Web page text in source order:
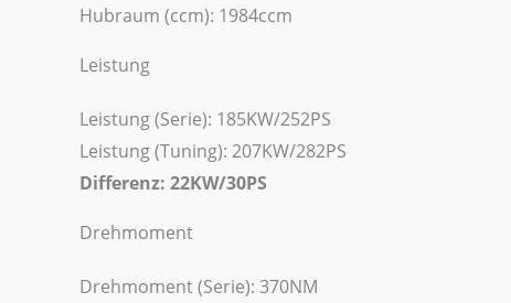
Hubraum (ccm): 1984ccm
Leistung
Leistung (Serie): 185KW/252PS
Leistung (Tuning): 207KW/282PS
Differenz: 22KW/30PS
Drehmoment
Drehmoment (Serie): 370NM